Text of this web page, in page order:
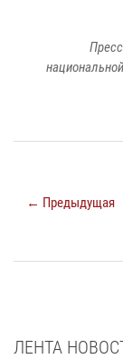
← Предыдущая
ЛЕНТА